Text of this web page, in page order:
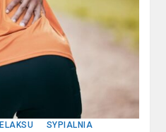
SYPIALNIA